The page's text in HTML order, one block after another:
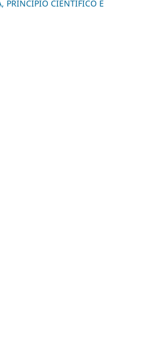
PRINCÍPIO CIENTÍFICO E